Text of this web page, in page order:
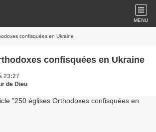
MENU
confisquées en Ukraine
confisquées en Ukraine
23:27
de Dieu